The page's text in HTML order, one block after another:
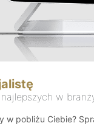
w
w pobliżu Ciebie?